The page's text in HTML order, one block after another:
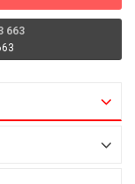
663